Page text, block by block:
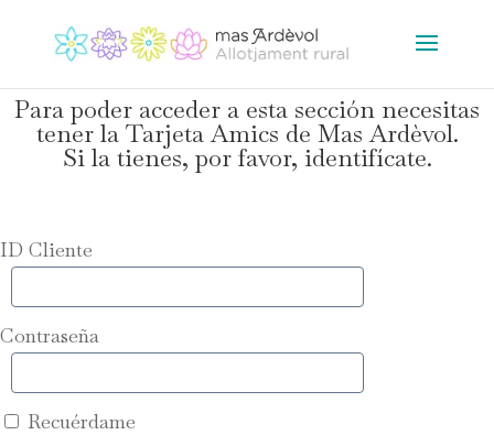
Para poder acceder a esta sección necesitas
tener la Tarjeta Amics de Mas Ardèvol.
Si la tienes, por favor, identifícate.
ID Cliente
Contraseña
Recuérdame